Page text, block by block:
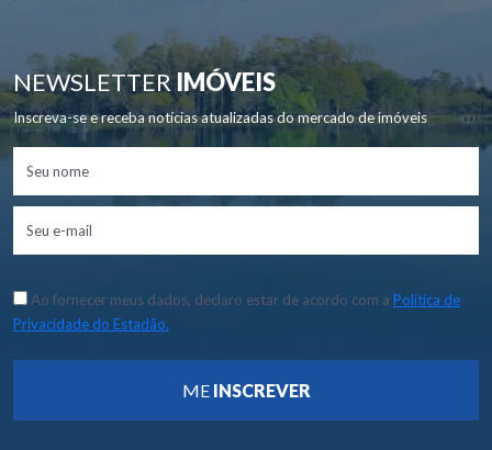
NEWSLETTERIMÓVEIS
Inscreva-se e receba notícias atualizadas do mercado de imóveis
Ao fornecer meus dados, declaro estar de acordo com a Política de
Privacidade do Estadão.
ME INSCREVER